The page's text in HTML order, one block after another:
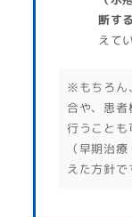
断す
えて
※もちろん
合や、患
行うこと
（早期治
えた方針で